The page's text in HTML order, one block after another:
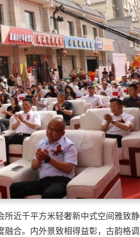
所近千平方米轻奢新中式空间雅致静
合。内外景致相得益彰，古韵格调